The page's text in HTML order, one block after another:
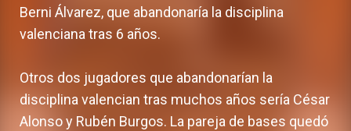
Berni Álvarez, que abandonaría la disciplina
valenciana tras 6 años.
Otros dos jugadores que abandonarían la
disciplina valencian tras muchos años sería César
Alonso y Rubén Burgos. La pareja de bases quedó